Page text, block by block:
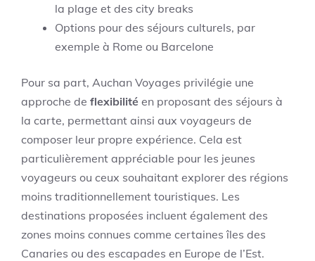
la plage et des city breaks
Options pour des séjours culturels, par
exemple à Rome ou Barcelone
Pour sa part, Auchan Voyages privilégie une
approche de flexibilité en proposant des séjours à
la carte, permettant ainsi aux voyageurs de
composer leur propre expérience. Cela est
particulièrement appréciable pour les jeunes
voyageurs ou ceux souhaitant explorer des régions
moins traditionnellement touristiques. Les
destinations proposées incluent également des
zones moins connues comme certaines îles des
Canaries ou des escapades en Europe de l’Est.